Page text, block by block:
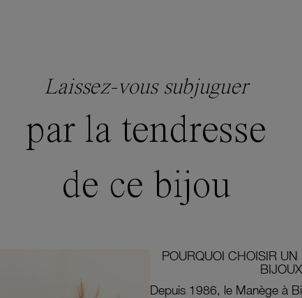
Laissez-vous subjuguer
par la tendresse
de ce bijou
POURQUOI CHOISIR
Depuis 1986, le Manège à